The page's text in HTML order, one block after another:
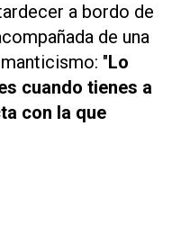
a bordo de
de una
"Lo
cuando tienes a
con la que